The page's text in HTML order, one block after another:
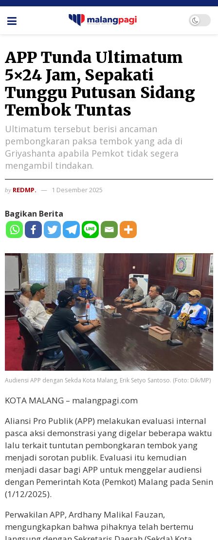
APP Tunda Ultimatum
5×24 Jam, Sepakati
Tunggu Putusan Sidang
Tembok Tuntas
Ultimatum tersebut berisi ancaman
pembongkaran paksa tembok yang ada di
Griyashanta apabila Pemkot tidak segera
mengambil tindakan.
by REDMP. 1 Desember 2025
Bagikan Berita
Audiensi APP dengan Sekda Kota Malang, Erik Setyo Santoso. (Foto: Dik/MP)
KOTA MALANG – malangpagi.com
Aliansi Pro Publik (APP) melakukan evaluasi internal
pasca aksi demonstrasi yang digelar beberapa waktu
lalu terkait tuntutan pembongkaran tembok yang
menjadi sorotan publik. Evaluasi itu kemudian
menjadi dasar bagi APP untuk menggelar audiensi
dengan Pemerintah Kota (Pemkot) Malang pada Senin
(1/12/2025).
Perwakilan APP, Ardhany Malikal Fauzan,
mengungkapkan bahwa pihaknya telah bertemu